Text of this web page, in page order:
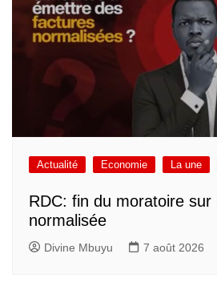
Actualité Economie La une
RDC: fin du moratoire sur
normalisée
Divine Mbuyu 7 août 2026